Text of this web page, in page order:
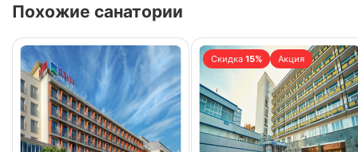
Похожие санатории
Скидка 15% Акция